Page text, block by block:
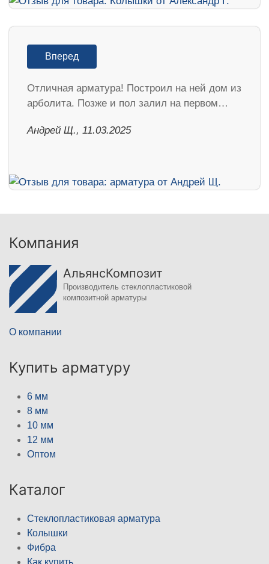
Вперед
Отличная арматура! Построил на ней дом из
арболита. Позже и пол залил на первом…
Андрей Щ., 11.03.2025
Компания
АльянсКомпозит
Производитель стеклопластиковой
композитной арматуры
О компании
Купить арматуру
6 мм
8 мм
10 мм
12 мм
Оптом
Каталог
Стеклопластиковая арматура
Колышки
Фибра